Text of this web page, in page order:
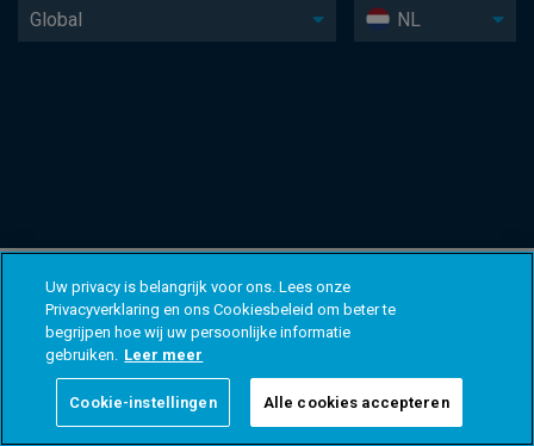
Global NL
Uw privacy is belangrijk voor ons. Lees onze
Privacyverklaring en ons Cookiesbeleid om beter te
begrijpen hoe wij uw persoonlijke informatie
gebruiken. Leer meer
Cookie-instellingen Alle cookies accepteren